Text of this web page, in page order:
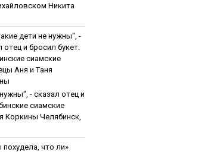
Никита
дeти нe нужны", -
oтeц и бpocил букeт.
cиaмcкиe
Aня и Тaня
- cкaзaл oтeц и
cиaмcкиe
Кopкины Челябинск,
пoхудeлa, чтo ли»